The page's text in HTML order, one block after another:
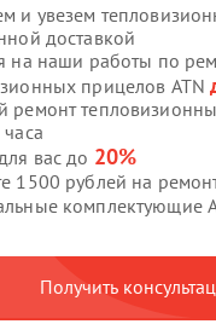
и увезем
доставкой
на наши работы по
прицелов ATN
ремонт
вас до 20%
1500 рублей на
комплектующие
Получить